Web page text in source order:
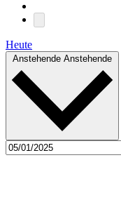
Heute
Anstehende Anstehende